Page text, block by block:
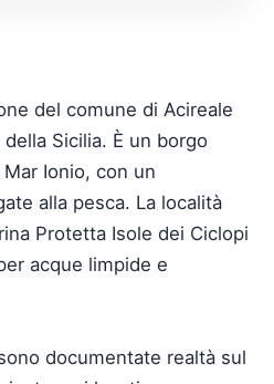
del comune di Acireale
Sicilia. È un borgo
Ionio, con un
alla pesca. La località
Protetta Isole dei Ciclopi
acque limpide e
documentate realtà sul